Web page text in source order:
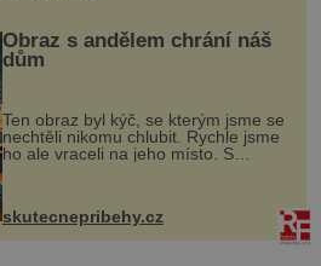
Obraz s andělem chrání náš
dům
Ten obraz byl kýč, se kterým jsme se
nechtěli nikomu chlubit. Rychle jsme
ho ale vraceli na jeho místo. S
manželem Vaškem jsme si pořídili
chaloupku, takový domek na severu
Čech, kde jsme si naplánova...
skutecnepribehy.cz